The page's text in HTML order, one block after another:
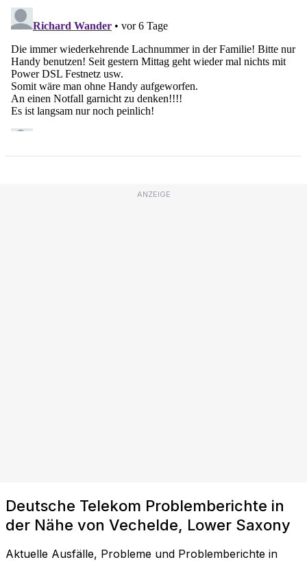
ANZEIGE
Deutsche Telekom Problemberichte in
der Nähe von Vechelde, Lower Saxony
Aktuelle Ausfälle, Probleme und Problemberichte in